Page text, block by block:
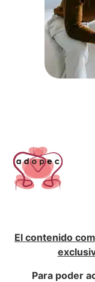
El contenido
Para poder